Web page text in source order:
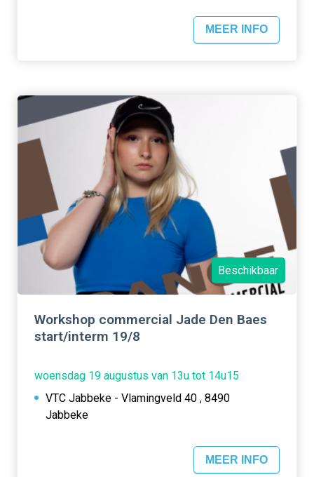
MEER INFO
Beschikbaar
Workshop commercial Jade Den Baes
start/interm 19/8
woensdag 19 augustus van 13u tot 14u15
VTC Jabbeke - Vlamingveld 40 , 8490
Jabbeke
MEER INFO